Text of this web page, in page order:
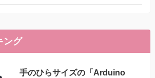
ング
手のひらサイズの「Arduino